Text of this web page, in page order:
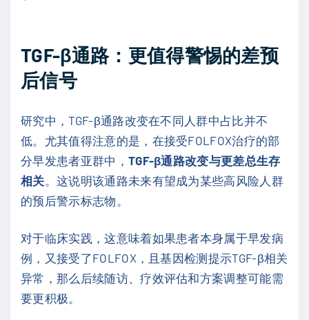
TGF-β通路：更值得警惕的差预
后信号
研究中，TGF-β通路改变在不同人群中占比并不
低。尤其值得注意的是，在接受FOLFOX治疗的部
分早发患者亚群中， TGF-β通路改变与更差总生存
相关 。这说明该通路未来有望成为某些高风险人群
的预后警示标志物。
对于临床实践，这意味着如果患者本身属于早发病
例，又接受了FOLFOX，且基因检测提示TGF-β相关
异常，那么后续随访、疗效评估和方案调整可能需
要更积极。